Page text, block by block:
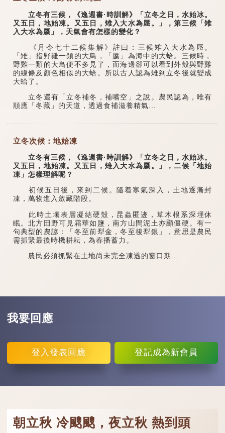
立冬有三候，《逸週書·時訓解》「立冬之日，水始冰。
又五日，地始凍。又五日，雉入大水為蜃。」，第三候「雉
入大水為蜃」，天氣會有怎樣的變化？
《月令七十二候集解》註曰：三候雉入大水為蜃。
「雉」指野雞一類的大鳥，「蜃」為海中的大蛤。三候時，
野雞一類的大鳥便不多見了，而海邊卻可以看到外殼與野雞
的線條及顏色相似的大蛤。所以古人認為雉到立冬後就變成
大蛤了。
立冬還有「立冬補冬，補嘴空」之說。農民認為，唯有
順應「冬藏」的天道，透過食補滋養精氣...
立冬次候：地始凍
立冬有三候，《逸週書·時訓解》「立冬之日，水始冰。
又五日，地始凍。又五日，雉入大水為蜃。」，二候「地始
凍」怎樣理解呢？
初候五日後，來到二候。隨着寒氣深入，土地逐漸封
凍，萬物進入斂藏階段。
此時土壤表層凝結硬殼，昆蟲匿迹，草木根系深埋休
眠。北方田野可見霜華如鹽，南方山間泥土亦顯僵硬。有一
句典型的農諺：「冬至前犁金，冬至後犁銀」，意思是農民
需抓緊最後時機耕耘，為春播蓄力。
農民必須抓緊在土地尚未完全凍透的窗口期...
我要回應
登入 發表回應 登記成為新會員
朝立秋 冷颼颼，夜立秋 熱到頭